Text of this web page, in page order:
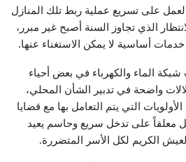
على تسريع عملية ربط تلك المنازل
الذي تجاوز السنة أصبح غير مبرر،
أساسية لا يمكن الاستغناء عنها.
الماء والكهرباء في بعض أحياء
واضحة في تدبير الشأن المحلي،
التي يتم التعامل بها مع قضايا
معلقاً على تدخل سريع وحاسم يعيد
الكريم لكل الأسر المتضررة.